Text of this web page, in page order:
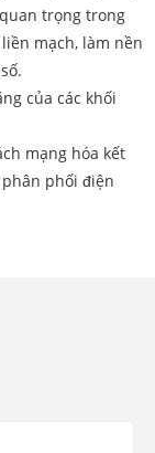
trọng trong
mạch, làm nền
của các khối
mạng hóa kết
phối điện